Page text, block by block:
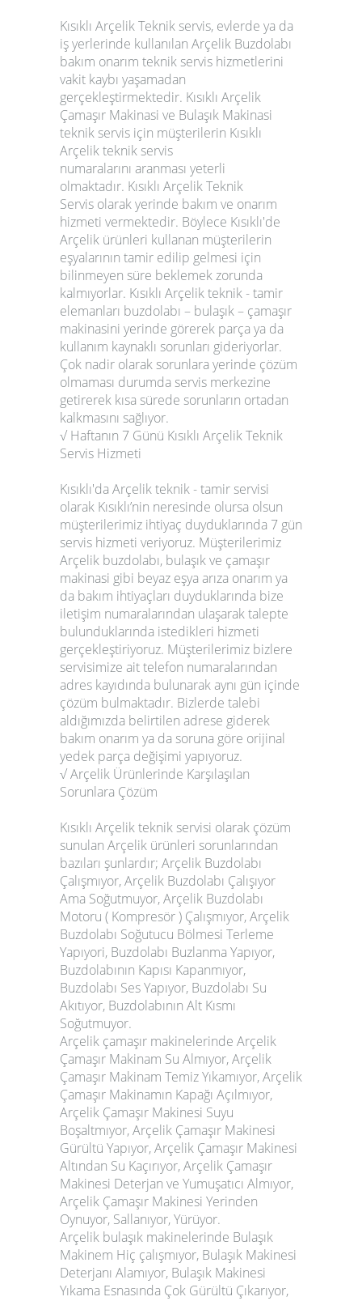
Kısıklı Arçelik Teknik servis, evlerde ya da
iş yerlerinde kullanılan Arçelik Buzdolabı
bakım onarım teknik servis hizmetlerini
vakit kaybı yaşamadan
gerçekleştirmektedir. Kısıklı Arçelik
Çamaşır Makinasi ve Bulaşık Makinasi
teknik servis için müşterilerin Kısıklı
Arçelik teknik servis
numaralarını aranması yeterli
olmaktadır. Kısıklı Arçelik Teknik
Servis olarak yerinde bakım ve onarım
hizmeti vermektedir. Böylece Kısıklı'de
Arçelik ürünleri kullanan müşterilerin
eşyalarının tamir edilip gelmesi için
bilinmeyen süre beklemek zorunda
kalmıyorlar. Kısıklı Arçelik teknik - tamir
elemanları buzdolabı – bulaşık – çamaşır
makinasini yerinde görerek parça ya da
kullanım kaynaklı sorunları gideriyorlar.
Çok nadir olarak sorunlara yerinde çözüm
olmaması durumda servis merkezine
getirerek kısa sürede sorunların ortadan
kalkmasını sağlıyor.
√ Haftanın 7 Günü Kısıklı Arçelik Teknik
Servis Hizmeti
Kısıklı'da Arçelik teknik - tamir servisi
olarak Kısıklı’nin neresinde olursa olsun
müşterilerimiz ihtiyaç duyduklarında 7 gün
servis hizmeti veriyoruz. Müşterilerimiz
Arçelik buzdolabı, bulaşık ve çamaşır
makinasi gibi beyaz eşya arıza onarım ya
da bakım ihtiyaçları duyduklarında bize
iletişim numaralarından ulaşarak talepte
bulunduklarında istedikleri hizmeti
gerçekleştiriyoruz. Müşterilerimiz bizlere
servisimize ait telefon numaralarından
adres kayıdında bulunarak aynı gün içinde
çözüm bulmaktadır. Bizlerde talebi
aldığımızda belirtilen adrese giderek
bakım onarım ya da soruna göre orijinal
yedek parça değişimi yapıyoruz.
√ Arçelik Ürünlerinde Karşılaşılan
Sorunlara Çözüm
Kısıklı Arçelik teknik servisi olarak çözüm
sunulan Arçelik ürünleri sorunlarından
bazıları şunlardır; Arçelik Buzdolabı
Çalışmıyor, Arçelik Buzdolabı Çalışıyor
Ama Soğutmuyor, Arçelik Buzdolabı
Motoru ( Kompresör ) Çalışmıyor, Arçelik
Buzdolabı Soğutucu Bölmesi Terleme
Yapıyori, Buzdolabı Buzlanma Yapıyor,
Buzdolabının Kapısı Kapanmıyor,
Buzdolabı Ses Yapıyor, Buzdolabı Su
Akıtıyor, Buzdolabının Alt Kısmı
Soğutmuyor.
Arçelik çamaşır makinelerinde Arçelik
Çamaşır Makinam Su Almıyor, Arçelik
Çamaşır Makinam Temiz Yıkamıyor, Arçelik
Çamaşır Makinamın Kapağı Açılmıyor,
Arçelik Çamaşır Makinesi Suyu
Boşaltmıyor, Arçelik Çamaşır Makinesi
Gürültü Yapıyor, Arçelik Çamaşır Makinesi
Altından Su Kaçırıyor, Arçelik Çamaşır
Makinesi Deterjan ve Yumuşatıcı Almıyor,
Arçelik Çamaşır Makinesi Yerinden
Oynuyor, Sallanıyor, Yürüyor.
Arçelik bulaşık makinelerinde Bulaşık
Makinem Hiç çalışmıyor, Bulaşık Makinesi
Deterjanı Alamıyor, Bulaşık Makinesi
Yıkama Esnasında Çok Gürültü Çıkarıyor,